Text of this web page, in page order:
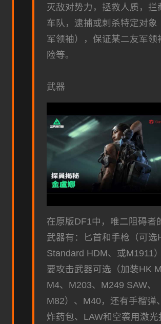
灭敌对势力，拯救人质，拦
车队，逮捕或刺杀特定对象
军领袖），保证某二友军领
险等。
武器
在原版DF1中，唯二阻碍者
武器有：匕首和手枪（可选
Standard HDM、或M1911
要攻击武器可选（加装HK
M4、M203、M249 SAW、
M82）、M40，还有手榴弹
炸药包、LAW和空袭用激光